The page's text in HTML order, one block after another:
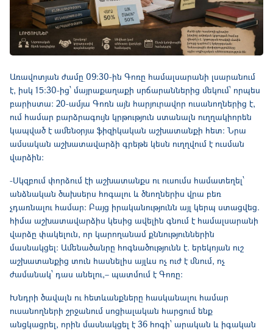
Առավոտյան ժամը 09:30-ին Գոռը համալսարանի լսարանում
է, իսկ 15:30-ից՝ մայրաքաղաքի սրճարաններից մեկում՝ որպես
բարիստա: 20-ամյա Գոռն այն հարյուրավոր ուսանողներից է,
ում համար բարձրագույն կրթություն ստանալն ուղղակիորեն
կապված է ամենօրյա ֆիզիկական աշխատանքի հետ: Նրա
ամսական աշխատավարձի գրեթե կեսն ուղղվում է ուսման
վարձին:
-Սկզբում փորձում էի աշխատանքս ու ուսումս համատեղել՝
անձնական ծախսերս հոգալու և ծնողներիս վրա բեռ
չդառնալու համար: Բայց իրականությունն այլ կերպ ստացվեց.
հիմա աշխատավարձիս կեսից ավելին գնում է համալսարանի
վարձը փակելուն, որ կարողանամ քննություններին
մասնակցել: Ամենածանրը հոգնածությունն է. երեկոյան ուշ
աշխատանքից տուն հասնելիս այլևս ոչ ուժ է մնում, ոչ
ժամանակ՝ դաս անելու,– պատմում է Գոռը:
Խնդրի ծավալն ու հետևանքները հասկանալու համար
ուսանողների շրջանում սոցիալական հարցում ենք
անցկացրել, որին մասնակցել է 36 հոգի՝ արական և իգական